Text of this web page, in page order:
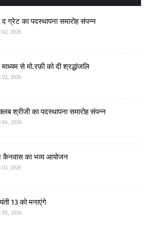
द ग्रेट का पदस्थापना समारोह संपन्न
2026
माध्यम से मो.रफ़ी को दी श्रद्धांजलि
2026
श्रीजी का पदस्थापना समारोह संपन्न
04, 2026
कैनवास का भव्य आयोजन
2026
13 को मनाएंगे
05, 2026